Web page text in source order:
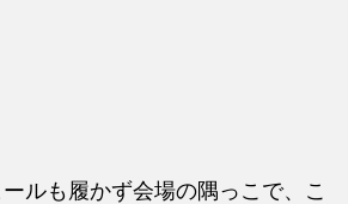
ルも履かず会場の隅っこで、こ